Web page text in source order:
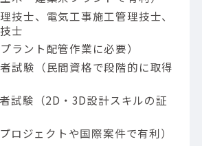
技士、電気工事施工管理技士、
士
ラント配管作業に必要）
試験（民間資格で段階的に取得
試験（2D・3D設計スキルの証
ロジェクトや国際案件で有利）